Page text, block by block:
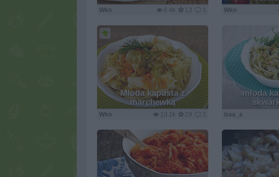
8.4k 13 1
Wkn Wkn
Młoda kapusta z
marchewką
10.1k 29 2
Wkn
młoda
izaa_a